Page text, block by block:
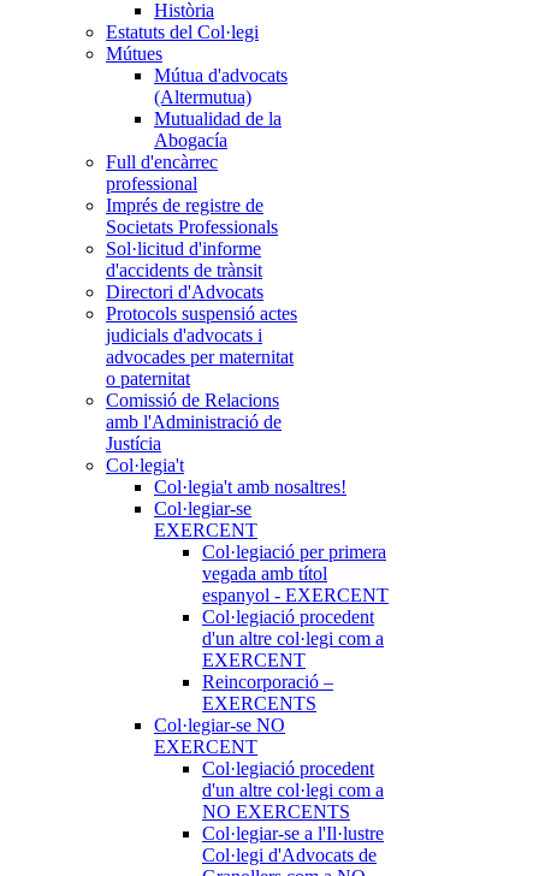
Història
Estatuts del Col·legi
Mútues
Mútua d'advocats
(Altermutua)
Mutualidad de la
Abogacía
Full d'encàrrec
professional
Imprés de registre de
Societats Professionals
Sol·licitud d'informe
d'accidents de trànsit
Directori d'Advocats
Protocols suspensió actes
judicials d'advocats i
advocades per maternitat
o paternitat
Comissió de Relacions
amb l'Administració de
Justícia
Col·legia't
Col·legia't amb nosaltres!
Col·legiar-se
EXERCENT
Col·legiació per primera
vegada amb títol
espanyol - EXERCENT
Col·legiació procedent
d'un altre col·legi com a
EXERCENT
Reincorporació –
EXERCENTS
Col·legiar-se NO
EXERCENT
Col·legiació procedent
d'un altre col·legi com a
NO EXERCENTS
Col·legiar-se a l'Il·lustre
Col·legi d'Advocats de